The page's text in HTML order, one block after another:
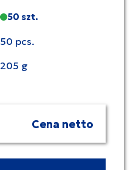
50 szt.
50 pcs.
205 g
Cena netto